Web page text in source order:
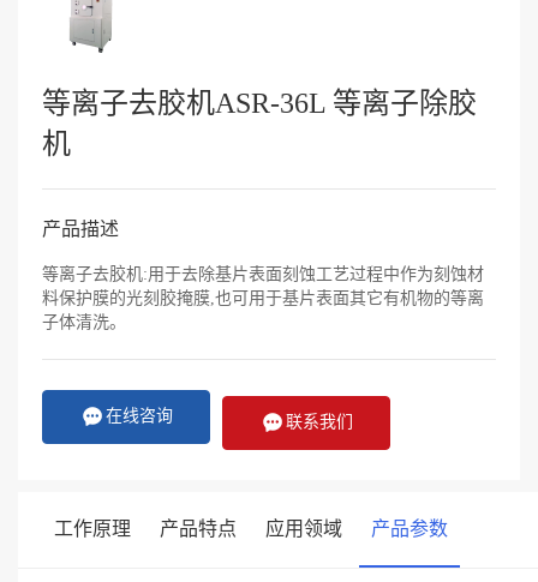
等离子去胶机ASR-36L 等离子除胶
机
产品描述
等离子去胶机:用于去除基片表面刻蚀工艺过程中作为刻蚀材
料保护膜的光刻胶掩膜,也可用于基片表面其它有机物的等离
子体清洗。
在线咨询 联系我们
工作原理 产品特点 应用领域 产品参数